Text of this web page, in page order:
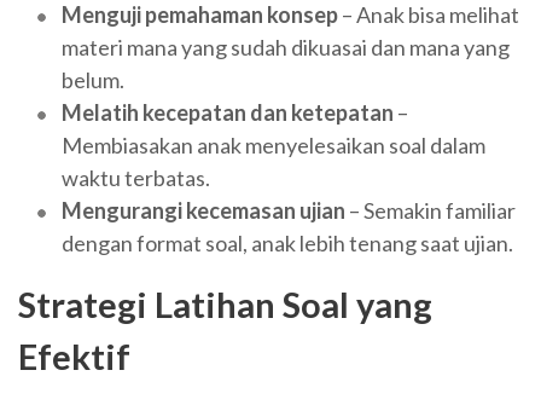
Menguji pemahaman konsep– Anak bisa melihat
materi mana yang sudah dikuasai dan mana yang
belum.
Melatih kecepatan dan ketepatan –
Membiasakan anak menyelesaikan soal dalam
waktu terbatas.
Mengurangi kecemasan ujian – Semakin familiar
dengan format soal, anak lebih tenang saat ujian.
Strategi Latihan Soal yang
Efektif